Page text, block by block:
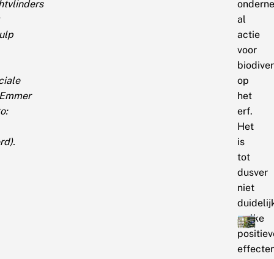
al
actie
voor
op
het
erf.
Het
is
tot
dusver
niet
welke